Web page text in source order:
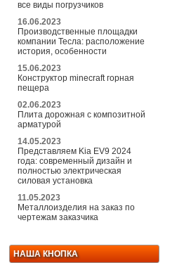
все виды погрузчиков
16.06.2023
Производственные площадки
компании Тесла: расположение
история, особенности
15.06.2023
Конструктор minecraft горная
пещера
02.06.2023
Плита дорожная с композитной
арматурой
14.05.2023
Представляем Kia EV9 2024
года: современный дизайн и
полностью электрическая
силовая установка
11.05.2023
Металлоизделия на заказ по
чертежам заказчика
НАША КНОПКА